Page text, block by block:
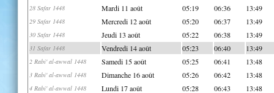
28 Safar 1448 Mardi 11 août 05:19 06:36 13:49
29 Safar 1448 Mercredi 12 août 05:20 06:37 13:49
30 Safar 1448 Jeudi 13 août 05:22 06:38 13:49
31 Safar 1448 Vendredi 14 août 05:23 06:40 13:49
2 Rabi' al-awwal 1448 Samedi 15 août 05:25 06:41 13:48
3 Rabi' al-awwal 1448 Dimanche 16 août 05:26 06:42 13:48
4 Rabi' al-awwal 1448 Lundi 17 août 05:28 06:43 13:48